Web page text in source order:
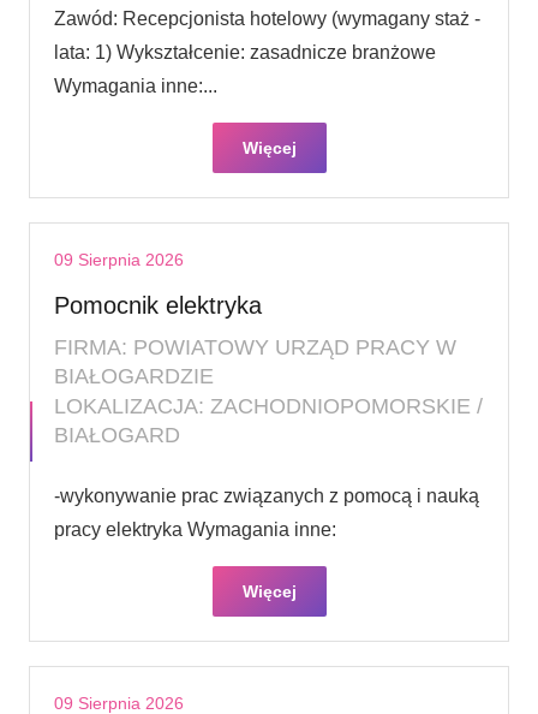
Zawód: Recepcjonista hotelowy (wymagany staż -
lata: 1) Wykształcenie: zasadnicze branżowe
Wymagania inne:...
Więcej
09 Sierpnia 2026
Pomocnik elektryka
FIRMA: POWIATOWY URZĄD PRACY W
BIAŁOGARDZIE
LOKALIZACJA: ZACHODNIOPOMORSKIE /
BIAŁOGARD
-wykonywanie prac związanych z pomocą i nauką
pracy elektryka Wymagania inne:
Więcej
09 Sierpnia 2026